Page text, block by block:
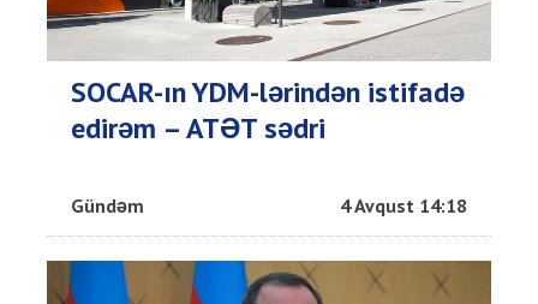
SOCAR-ın YDM-lərindən istifadə
edirəm – ATƏT sədri
Gündəm 4 Avqust 14:18